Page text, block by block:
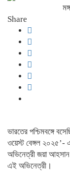
Share
ভারতের পশ্চিমবঙ্গে
ওয়েস্ট বেঙ্গল
অভিনেত্রী জয়া
এই অভিনেত্রী।